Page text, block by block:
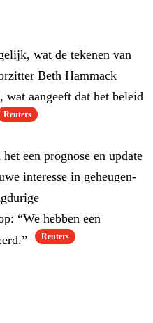
wat de tekenen van
Beth Hammack
aangeeft dat het beleid
Reuters
een prognose en update
interesse in geheugen-
“We hebben een
Reuters